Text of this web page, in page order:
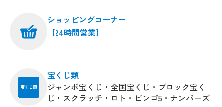
ショッピングコーナー
【24時間営業】
宝くじ類
宝くじ類
ジャンボ宝くじ・全国宝くじ・ブロック宝く
じ・スクラッチ・ロト・ビンゴ5・ナンバーズ